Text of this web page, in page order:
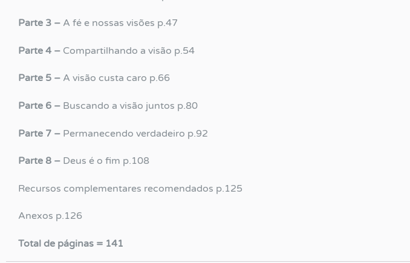
Parte 3 – A fé e nossas visões p.47
Parte 4 – Compartilhando a visão p.54
Parte 5 – A visão custa caro p.66
Parte 6 – Buscando a visão juntos p.80
Parte 7 – Permanecendo verdadeiro p.92
Parte 8 – Deus é o fim p.108
Recursos complementares recomendados p.125
Anexos p.126
Total de páginas = 141